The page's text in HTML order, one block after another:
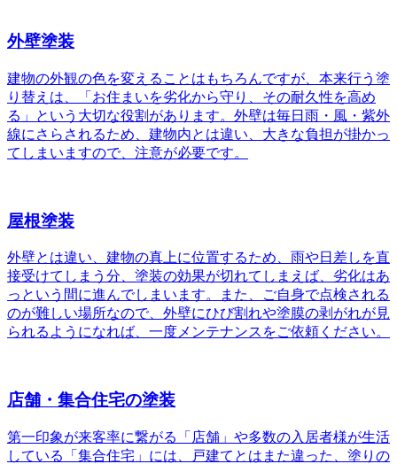
外壁塗装
建物の外観の色を変えることはもちろんですが、本来行う塗
り替えは、「お住まいを劣化から守り、その耐久性を高め
る」という大切な役割があります。外壁は毎日雨・風・紫外
線にさらされるため、建物内とは違い、大きな負担が掛かっ
てしまいますので、注意が必要です。
屋根塗装
外壁とは違い、建物の真上に位置するため、雨や日差しを直
接受けてしまう分、塗装の効果が切れてしまえば、劣化はあ
っという間に進んでしまいます。また、ご自身で点検される
のが難しい場所なので、外壁にひび割れや塗膜の剥がれが見
られるようになれば、一度メンテナンスをご依頼ください。
店舗・集合住宅の塗装
第一印象が来客率に繋がる「店舗」や多数の入居者様が生活
している「集合住宅」には、戸建てとはまた違った、塗りの